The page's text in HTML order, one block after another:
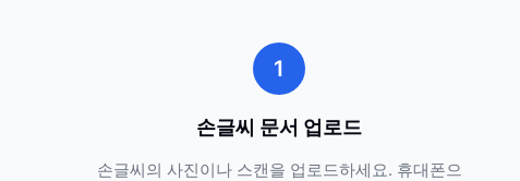
1
손글씨 문서 업로드
손글씨의 사진이나 스캔을 업로드하세요. 휴대폰으